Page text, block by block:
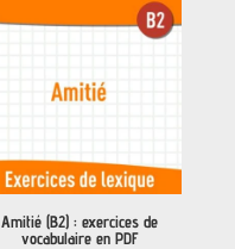
est :
0,00€.
Amitié (B2) : exercices de
vocabulaire en PDF